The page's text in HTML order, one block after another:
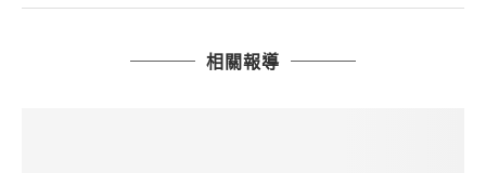
相關報導